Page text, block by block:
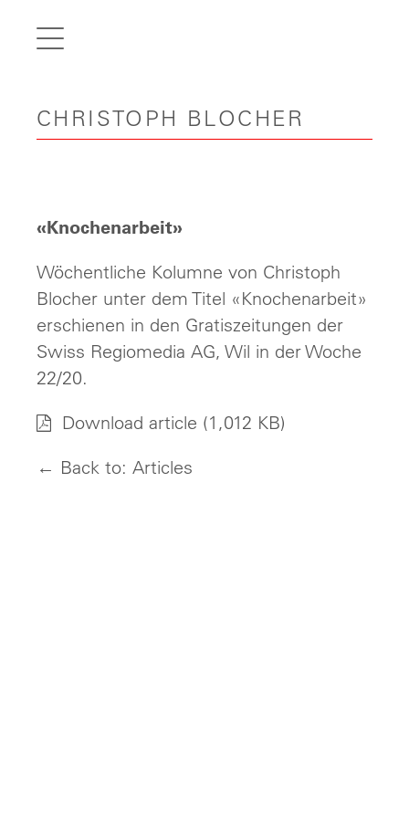
CHRISTOPH BLOCHER
en
Home
Carreer
Contact
«Knochenarbeit»
Wöchentliche Kolumne von Christoph
Blocher unter dem Titel «Knochenarbeit»
erschienen in den Gratiszeitungen der
Swiss Regiomedia AG, Wil in der Woche
22/20.
Download article (1,012 KB)
← Back to: Articles